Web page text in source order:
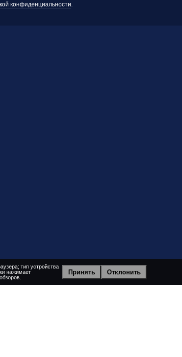
конфиденциальности
тип устройства
нажимает
Принять Отклонить